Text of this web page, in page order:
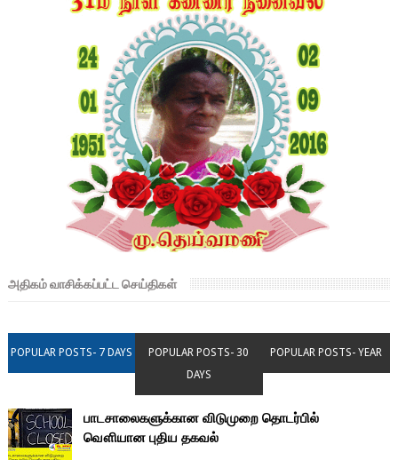
அதிகம் வாசிக்கப்பட்ட செய்திகள்
POPULAR POSTS- 7 DAYS
POPULAR POSTS- 30
DAYS
POPULAR POSTS- YEAR
பாடசாலைகளுக்கான விடுமுறை தொடர்பில்
வௌியான புதிய தகவல்